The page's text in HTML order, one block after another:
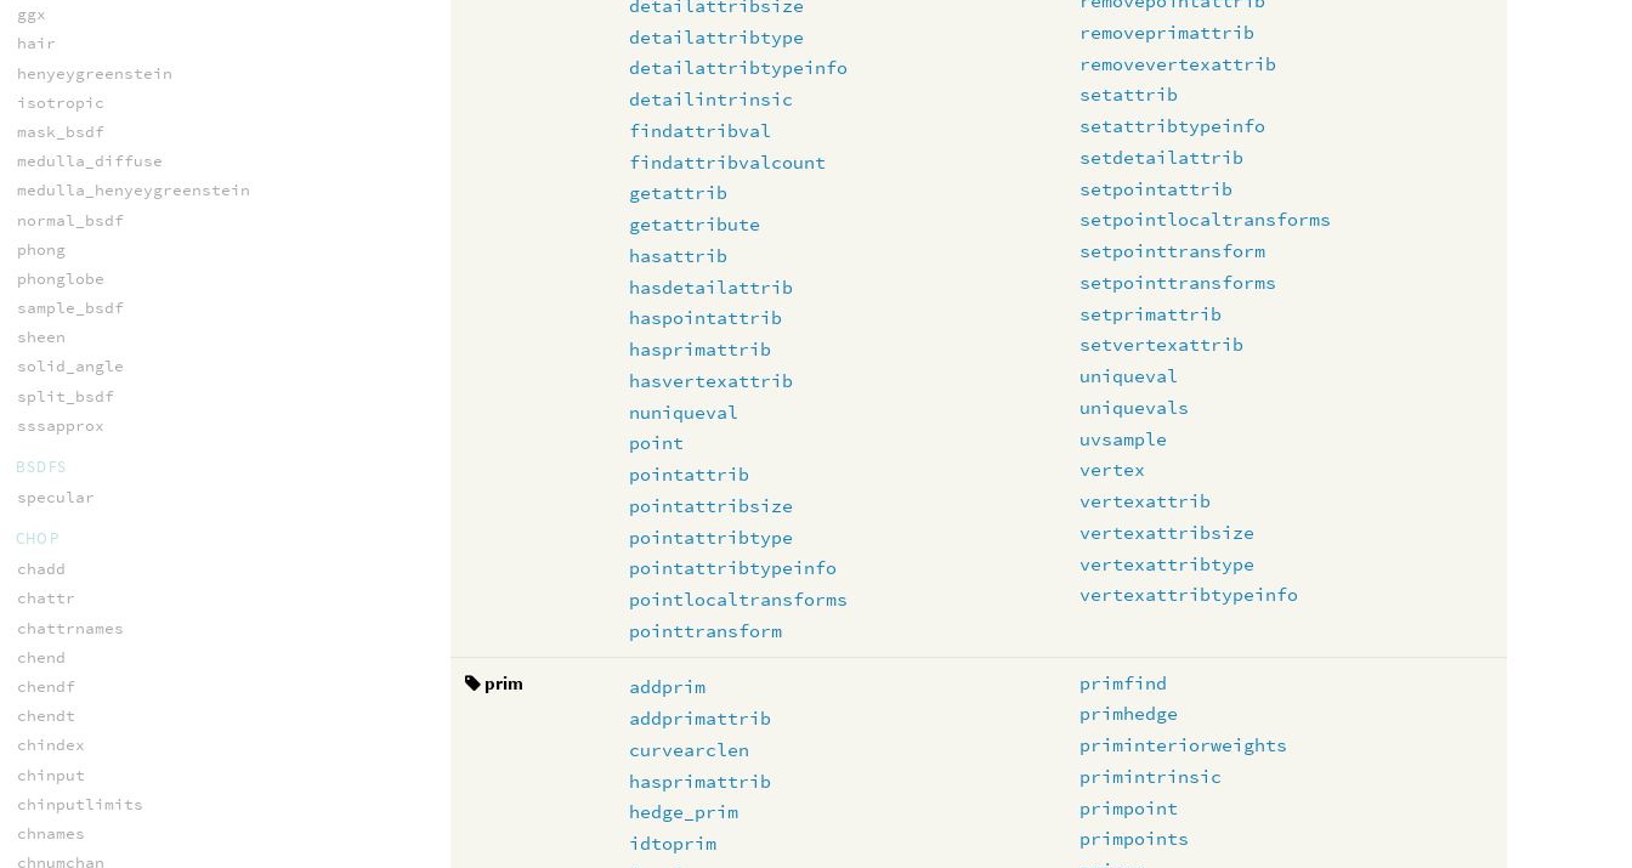
detailattribsize
detailattribtype
detailattribtypeinfo
detailintrinsic
findattribval
findattribvalcount
getattrib
getattribute
hasattrib
hasdetailattrib
haspointattrib
hasprimattrib
hasvertexattrib
nuniqueval
point
pointattrib
pointattribsize
pointattribtype
pointattribtypeinfo
pointlocaltransforms
pointtransform
removeprimattrib
removevertexattrib
setattrib
setattribtypeinfo
setdetailattrib
setpointattrib
setpointlocaltransforms
setpointtransform
setpointtransforms
setprimattrib
setvertexattrib
uniqueval
uniquevals
uvsample
vertex
vertexattrib
vertexattribsize
vertexattribtype
vertexattribtypeinfo
prim
addprim
addprimattrib
curvearclen
hasprimattrib
hedge_prim
idtoprim
primfind
primhedge
priminteriorweights
primintrinsic
primpoint
primpoints
ggx
hair
henyeygreenstein
isotropic
mask_bsdf
medulla_diffuse
medulla_henyeygreenstein
normal_bsdf
phong
phonglobe
sample_bsdf
sheen
solid_angle
split_bsdf
sssapprox
BSDFS
specular
CHOP
chadd
chattr
chattrnames
chend
chendf
chendt
chindex
chinput
chinputlimits
chnames
chnumchan